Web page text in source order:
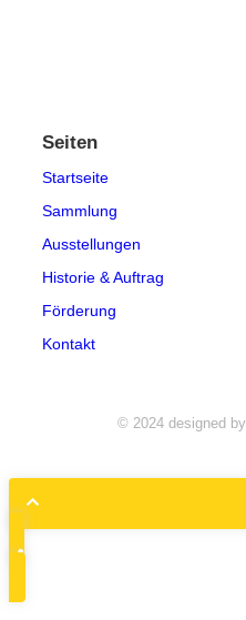
Seiten
Startseite
Sammlung
Ausstellungen
Historie & Auftrag
Förderung
Kontakt
© 2024 designed by